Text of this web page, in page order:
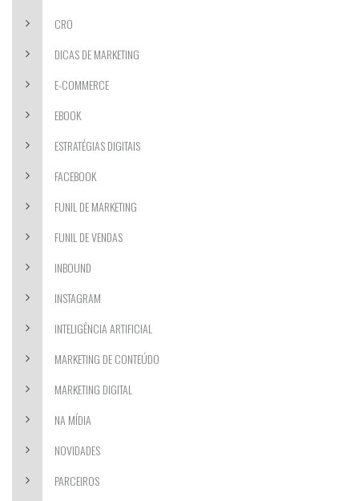
CRO
DICAS DE MARKETING
E-COMMERCE
EBOOK
ESTRATÉGIAS DIGITAIS
FACEBOOK
FUNIL DE MARKETING
FUNIL DE VENDAS
INBOUND
INSTAGRAM
INTELIGÊNCIA ARTIFICIAL
MARKETING DE CONTEÚDO
MARKETING DIGITAL
NA MÍDIA
NOVIDADES
PARCEIROS